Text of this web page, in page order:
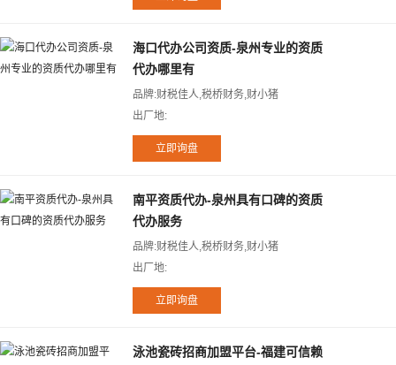
海口代办公司资质-泉州专业的资质
代办哪里有
品牌:财税佳人,税桥财务,财小猪
出厂地:
南平资质代办-泉州具有口碑的资质
代办服务
品牌:财税佳人,税桥财务,财小猪
出厂地:
泳池瓷砖招商加盟平台-福建可信赖